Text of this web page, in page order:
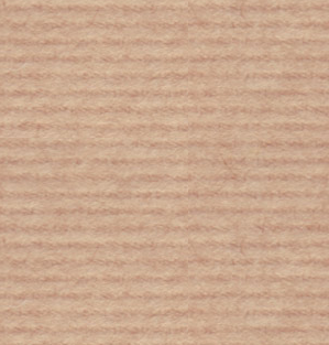
Στη Θεσσαλονίκη τα δύο
σχολείων που
λόγω κρουσμάτων